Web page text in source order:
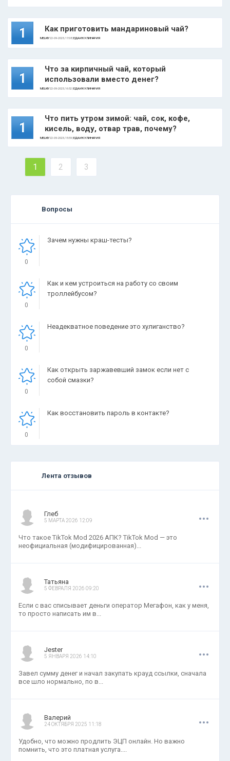
1 Как приготовить мандариновый чай?
MELKIY22-09-2023, 17:08 |ЕДА И КУЛИНАРИЯ
1
Что за кирпичный чай, который
использовали вместо денег?
MELKIY22-09-2023, 16:52 |ЕДА И КУЛИНАРИЯ
1
Что пить утром зимой: чай, сок, кофе,
кисель, воду, отвар трав, почему?
MELKIY22-09-2023, 15:59 |ЕДА И КУЛИНАРИЯ
1 2 3
Вопросы
0
Зачем нужны краш-тесты?
0
Как и кем устроиться на работу со своим
троллейбусом?
0
Неадекватное поведение это хулиганство?
0
Как открыть заржавевший замок если нет с
собой смазки?
0
Как восстановить пароль в контакте?
Лента отзывов
Глеб
5 МАРТА 2026 12:09 ...
Что такое TikTok Mod 2026 АПК? TikTok Mod — это
неофициальная (модифицированная)...
Татьяна
5 ФЕВРАЛЯ 2026 09:20 ...
Если с вас списывает деньги оператор Мегафон, как у меня,
то просто написать им в...
Jester
5 ЯНВАРЯ 2026 14:10 ...
Завел сумму денег и начал закупать крауд ссылки, сначала
все шло нормально, по в...
Валерий
24 ОКТЯБРЯ 2025 11:18 ...
Удобно, что можно продлить ЭЦП онлайн. Но важно
помнить, что это платная услуга....